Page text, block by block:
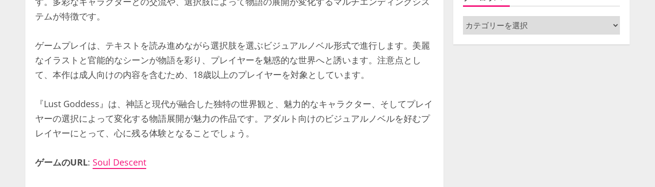
テムが特徴です。
ゲームプレイは、テキストを読み進めながら選択肢を選ぶビジュアルノベル形式で進行します。美麗
なイラストと官能的なシーンが物語を彩り、プレイヤーを魅惑的な世界へと誘います。注意点とし
て、本作は成人向けの内容を含むため、18歳以上のプレイヤーを対象としています。
『Lust Goddess』は、神話と現代が融合した独特の世界観と、魅力的なキャラクター、そしてプレイ
ヤーの選択によって変化する物語展開が魅力の作品です。アダルト向けのビジュアルノベルを好むプ
レイヤーにとって、心に残る体験となることでしょう。
ゲームのURL: Soul Descent
デ
ベ